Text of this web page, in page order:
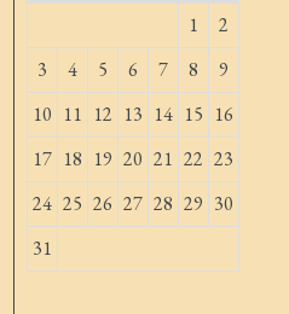
1
2
3
4 5 6 7 8
9
10 11 12 13 14 15 16
17 18 19 20 21 22 23
24 25 26 27 28 29 30
31